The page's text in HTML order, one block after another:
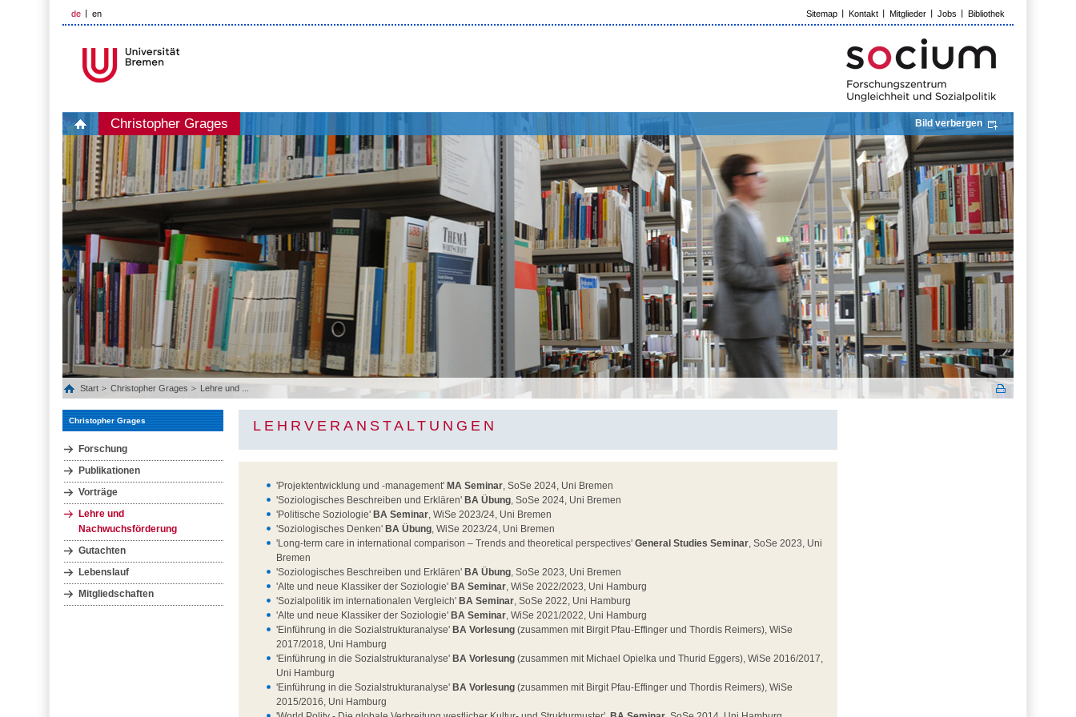
de en Sitemap Kontakt Mitglieder Jobs Bibliothek
Christopher Grages Bild verbergen
Start Christopher Grages Lehre und ...
Christopher Grages
Forschung
Publikationen
Vorträge
Lehre und
Nachwuchsförderung
Gutachten
Lebenslauf
Mitgliedschaften
LEHRVERANSTALTUNGEN
'Projektentwicklung und -management' MA Seminar, SoSe 2024, Uni Bremen
'Soziologisches Beschreiben und Erklären' BA Übung, SoSe 2024, Uni Bremen
'Politische Soziologie' BA Seminar, WiSe 2023/24, Uni Bremen
'Soziologisches Denken' BA Übung, WiSe 2023/24, Uni Bremen
'Long-term care in international comparison – Trends and theoretical perspectives' General Studies Seminar, SoSe 2023, Uni
Bremen
'Soziologisches Beschreiben und Erklären' BA Übung, SoSe 2023, Uni Bremen
'Alte und neue Klassiker der Soziologie' BA Seminar, WiSe 2022/2023, Uni Hamburg
'Sozialpolitik im internationalen Vergleich' BA Seminar, SoSe 2022, Uni Hamburg
'Alte und neue Klassiker der Soziologie' BA Seminar, WiSe 2021/2022, Uni Hamburg
'Einführung in die Sozialstrukturanalyse' BA Vorlesung (zusammen mit Birgit Pfau-Effinger und Thordis Reimers), WiSe
2017/2018, Uni Hamburg
'Einführung in die Sozialstrukturanalyse' BA Vorlesung (zusammen mit Michael Opielka und Thurid Eggers), WiSe 2016/2017,
Uni Hamburg
'Einführung in die Sozialstrukturanalyse' BA Vorlesung (zusammen mit Birgit Pfau-Effinger und Thordis Reimers), WiSe
2015/2016, Uni Hamburg